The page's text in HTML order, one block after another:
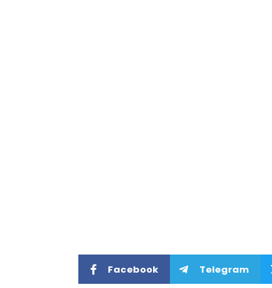
Facebook Telegram